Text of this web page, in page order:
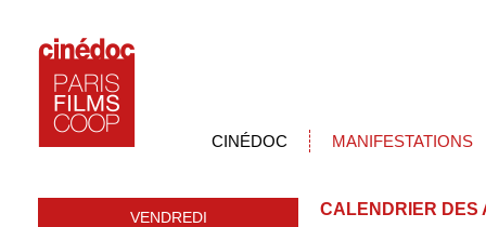
CINÉDOC MANIFESTATIONS
VENDREDI CALENDRIER DES